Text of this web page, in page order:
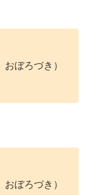
ぼろづき）
ぼろづき）